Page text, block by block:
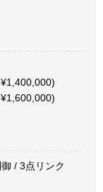
/ 3点リンク